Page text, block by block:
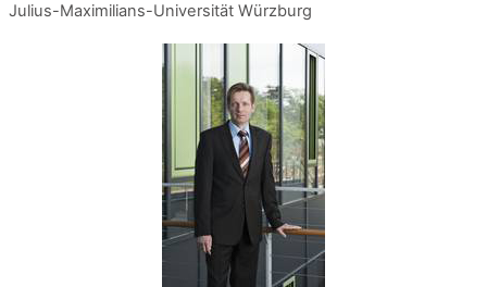
Julius-Maximilians-Universität Würzburg